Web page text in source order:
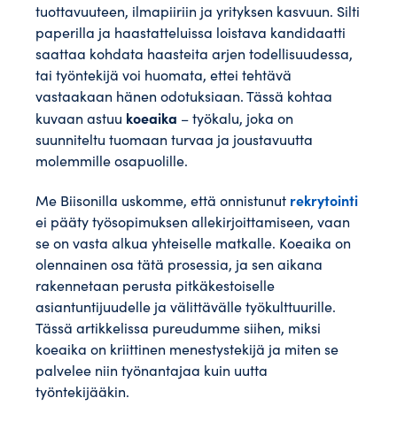
tuottavuuteen, ilmapiiriin ja yrityksen kasvuun. Silti
paperilla ja haastatteluissa loistava kandidaatti
saattaa kohdata haasteita arjen todellisuudessa,
tai työntekijä voi huomata, ettei tehtävä
vastaakaan hänen odotuksiaan. Tässä kohtaa
kuvaan astuu koeaika – työkalu, joka on
suunniteltu tuomaan turvaa ja joustavuutta
molemmille osapuolille.
Me Biisonilla uskomme, että onnistunut rekrytointi
ei pääty työsopimuksen allekirjoittamiseen, vaan
se on vasta alkua yhteiselle matkalle. Koeaika on
olennainen osa tätä prosessia, ja sen aikana
rakennetaan perusta pitkäkestoiselle
asiantuntijuudelle ja välittävälle työkulttuurille.
Tässä artikkelissa pureudumme siihen, miksi
koeaika on kriittinen menestystekijä ja miten se
palvelee niin työnantajaa kuin uutta
työntekijääkin.